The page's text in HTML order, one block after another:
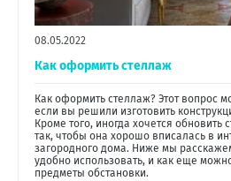
08.05.2022
Как оформить стеллаж
Как оформить стеллаж? Этот вопрос
если вы решили изготовить
Кроме того, иногда хочется обновить
так, чтобы она хорошо вписалась в
загородного дома. Ниже мы
удобно использовать, и как еще
предметы обстановки.